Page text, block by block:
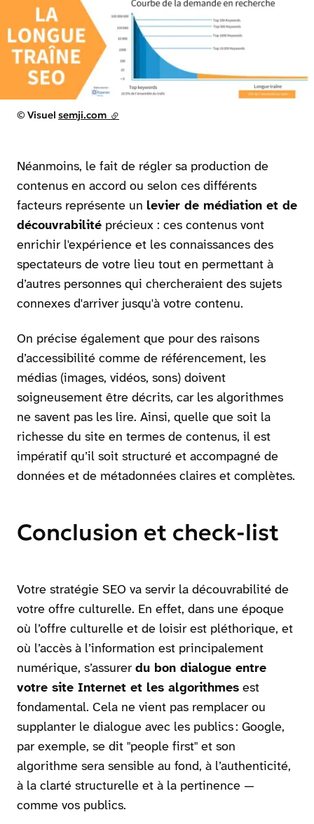
Droits réservés :
© Visuel semji.com (lien externe)
Néanmoins, le fait de régler sa production de
contenus en accord ou selon ces différents
facteurs représente un levier de médiation et de
découvrabilité précieux : ces contenus vont
enrichir l'expérience et les connaissances des
spectateurs de votre lieu tout en permettant à
d’autres personnes qui chercheraient des sujets
connexes d'arriver jusqu'à votre contenu.
On précise également que pour des raisons
d’accessibilité comme de référencement, les
médias (images, vidéos, sons) doivent
soigneusement être décrits, car les algorithmes
ne savent pas les lire. Ainsi, quelle que soit la
richesse du site en termes de contenus, il est
impératif qu’il soit structuré et accompagné de
données et de métadonnées claires et complètes.
Conclusion et check-list
Votre stratégie SEO va servir la découvrabilité de
votre offre culturelle. En effet, dans une époque
où l’offre culturelle et de loisir est pléthorique, et
où l’accès à l’information est principalement
numérique, s’assurer du bon dialogue entre
votre site Internet et les algorithmes est
fondamental. Cela ne vient pas remplacer ou
supplanter le dialogue avec les publics : Google,
par exemple, se dit "people first" et son
algorithme sera sensible au fond, à l’authenticité,
à la clarté structurelle et à la pertinence —
comme vos publics.